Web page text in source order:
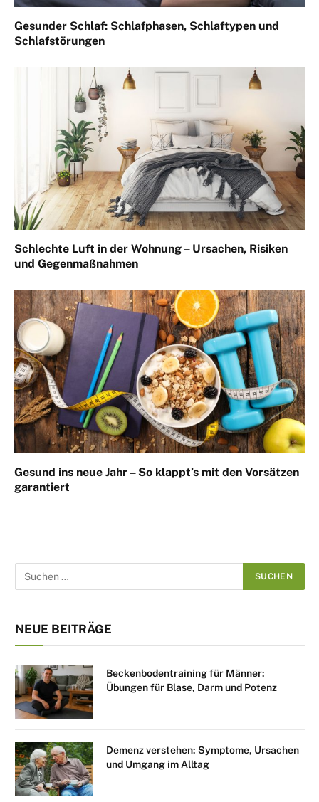
Gesunder Schlaf: Schlafphasen, Schlaftypen und
Schlafstörungen
Schlechte Luft in der Wohnung – Ursachen, Risiken
und Gegenmaßnahmen
Gesund ins neue Jahr – So klappt’s mit den Vorsätzen
garantiert
NEUE BEITRÄGE
Beckenbodentraining für Männer:
Übungen für Blase, Darm und Potenz
Demenz verstehen: Symptome, Ursachen
und Umgang im Alltag